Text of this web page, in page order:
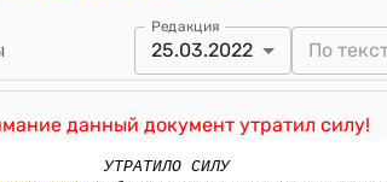
Редакция
25.03.2022
данный документ утратил силу!